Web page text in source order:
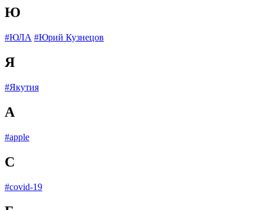
Ю
#ЮЛА #Юрий Кузнецов
Я
#Якутия
A
#apple
C
#covid-19